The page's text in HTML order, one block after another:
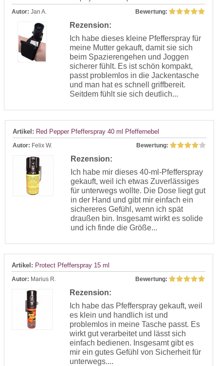
Autor: Jan A. Bewertung:
Rezension:
Ich habe dieses kleine Pfefferspray für
meine Mutter gekauft, damit sie sich
beim Spazierengehen und Joggen
sicherer fühlt. Es ist schön kompakt,
passt problemlos in die Jackentasche
und man hat es schnell griffbereit.
Seitdem fühlt sie sich deutlich...
Artikel: Red Pepper Pfefferspray 40 ml Pfeffernebel
Autor: Felix W. Bewertung:
Rezension:
Ich habe mir dieses 40-ml-Pfefferspray
gekauft, weil ich etwas Zuverlässiges
für unterwegs wollte. Die Dose liegt gut
in der Hand und gibt mir einfach ein
sichereres Gefühl, wenn ich spät
draußen bin. Insgesamt wirkt es solide
und ich finde die Größe...
Artikel: Protect Pfefferspray 15 ml
Autor: Marius R. Bewertung:
Rezension:
Ich habe das Pfefferspray gekauft, weil
es klein und handlich ist und
problemlos in meine Tasche passt. Es
wirkt gut verarbeitet und lässt sich
einfach bedienen. Insgesamt gibt es
mir ein gutes Gefühl von Sicherheit für
unterwegs....